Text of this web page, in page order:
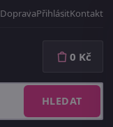
DopravaPřihlásitKontakt
HLEDAT
0 Kč